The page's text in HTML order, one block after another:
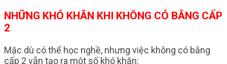
NHỮNG KHÓ KHĂN KHI KHÔNG CÓ BẰNG CẤP
2
Mặc dù có thể học nghề, nhưng việc không có bằng
cấp 2 vẫn tạo ra một số khó khăn: